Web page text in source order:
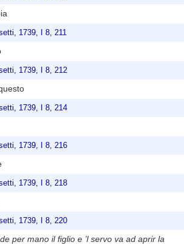
1739, I 8, 211
1739, I 8, 212
1739, I 8, 214
1739, I 8, 216
1739, I 8, 218
1739, I 8, 220
per mano il figlio e ’l servo va ad aprir la